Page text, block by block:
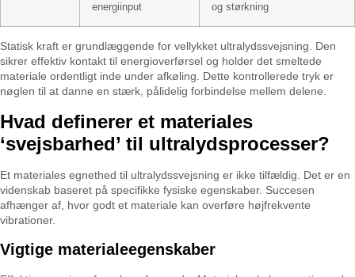
energiinput
og størkning
Statisk kraft er grundlæggende for vellykket ultralydssvejsning. Den
sikrer effektiv kontakt til energioverførsel og holder det smeltede
materiale ordentligt inde under afkøling. Dette kontrollerede tryk er
nøglen til at danne en stærk, pålidelig forbindelse mellem delene.
Hvad definerer et materiales
‘svejsbarhed’ til ultralydsprocesser?
Et materiales egnethed til ultralydssvejsning er ikke tilfældig. Det er en
videnskab baseret på specifikke fysiske egenskaber. Succesen
afhænger af, hvor godt et materiale kan overføre højfrekvente
vibrationer.
Vigtige materialeegenskaber